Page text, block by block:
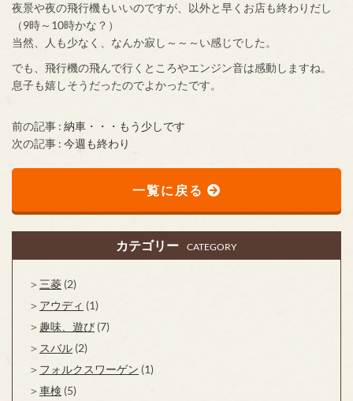
夜景や夜の飛行機もいいのですが、以外と早くお店も終わりだし
（9時～10時かな？）
当然、人も少なく、なんか寂し～～～い感じでした。
でも、飛行機の飛んで行くところやエンジン音は感動しますね。
息子も嬉しそうだったのでよかったです。
前の記事 : 納車・・・もう少しです
次の記事 : 今週も終わり
一覧に戻る
カテゴリー CATEGORY
三菱 (2)
アウディ (1)
趣味、遊び (7)
スバル (2)
フォルクスワーゲン (1)
車検 (5)